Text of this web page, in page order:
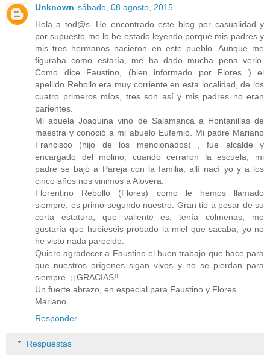
Unknown sábado, 08 agosto, 2015
Hola a tod@s. He encontrado este blog por casualidad y
por supuesto me lo he estado leyendo porque mis padres y
mis tres hermanos nacieron en este pueblo. Aunque me
figuraba como estaría, me ha dado mucha pena verlo.
Como dice Faustino, (bien informado por Flores ) el
apellido Rebollo era muy corriente en esta localidad, de los
cuatro primeros míos, tres son así y mis padres no eran
parientes.
Mi abuela Joaquina vino de Salamanca a Hontanillas de
maestra y conoció a mi abuelo Eufemio. Mi padre Mariano
Francisco (hijo de los mencionados) , fue alcalde y
encargado del molino, cuando cerraron la escuela, mi
padre se bajó a Pareja con la familia, allí nací yo y a los
cinco años nos vinimos a Alovera.
Florentino Rebollo (Flores) como le hemos llamado
siempre, es primo segundo nuestro. Gran tio a pesar de su
corta estatura, que valiente es, tenía colmenas, me
gustaría que hubieseis probado la miel que sacaba, yo no
he visto nada parecido.
Quiero agradecer a Faustino el buen trabajo que hace para
que nuestros orígenes sigan vivos y no se pierdan para
siempre. ¡¡GRACIAS!!.
Un fuerte abrazo, en especial para Faustino y Flores.
Mariano.
Responder
Respuestas